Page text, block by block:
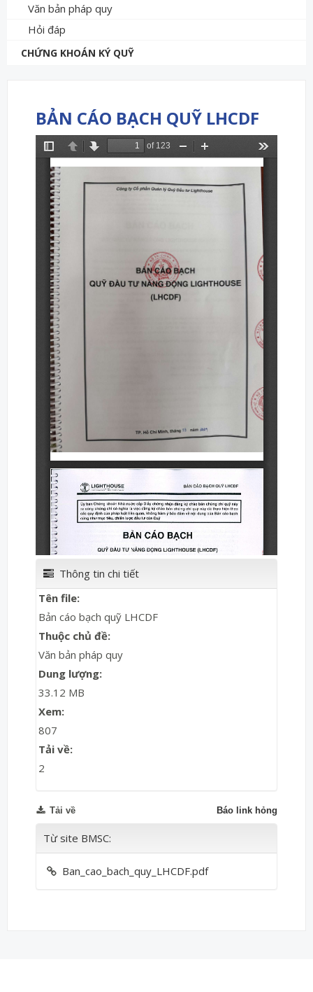
Văn bản pháp quy
Hỏi đáp
CHỨNG KHOÁN KÝ QUỸ
BẢN CÁO BẠCH QUỸ LHCDF
Thông tin chi tiết
Tên file:
Bản cáo bạch quỹ LHCDF
Thuộc chủ đề:
Văn bản pháp quy
Dung lượng:
33.12 MB
Xem:
807
Tải về:
2
Báo link hỏng
Tải về
Từ site BMSC:
Ban_cao_bach_quy_LHCDF.pdf